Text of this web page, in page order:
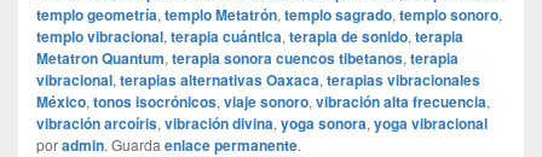
templo geometría, templo Metatrón, templo sagrado, templo sonoro,
templo vibracional, terapia cuántica, terapia de sonido, terapia
Metatron Quantum, terapia sonora cuencos tibetanos, terapia
vibracional, terapias alternativas Oaxaca, terapias vibracionales
México, tonos isocrónicos, viaje sonoro, vibración alta frecuencia,
vibración arcoíris, vibración divina, yoga sonora, yoga vibracional
poradmin. Guarda enlace permanente.